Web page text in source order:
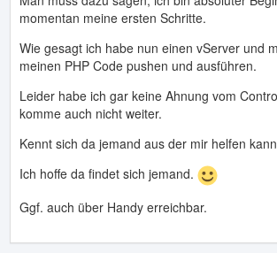
momentan meine ersten Schritte.
Wie gesagt ich habe nun einen vServer und
meinen PHP Code pushen und ausführen.
Leider habe ich gar keine Ahnung vom
komme auch nicht weiter.
Kennt sich da jemand aus der mir helfen
Ich hoffe da findet sich jemand.
Ggf. auch über Handy erreichbar.